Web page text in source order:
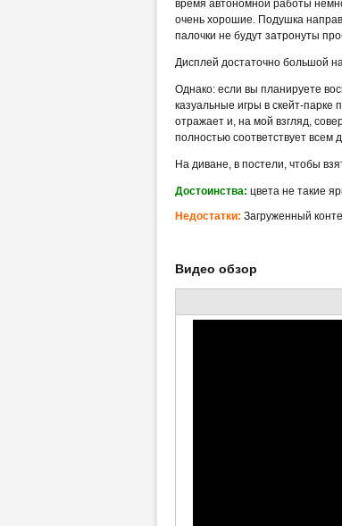
время автономной работы
очень хорошие. Подушка
палочки не будут затронуты
Дисплей достаточно большой
Однако: если вы планируете
казуальные игры в скейт-
отражает и, на мой взгляд,
полностью соответствует всем
На диване, в постели, чтобы
Достоинства: цвета не такие
Недостатки: Загруженный
Видео обзор